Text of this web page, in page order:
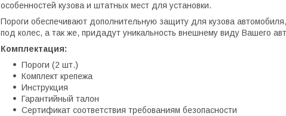
особенностей кузова и штатных мест для установки.
Пороги обеспечивают дополнительную защиту для кузова
под колес, а так же, придадут уникальность внешнему виду Вашего
Комплектация:
Пороги (2 шт.)
Комплект крепежа
Инструкция
Гарантийный талон
Сертификат соответствия требованиям безопасности